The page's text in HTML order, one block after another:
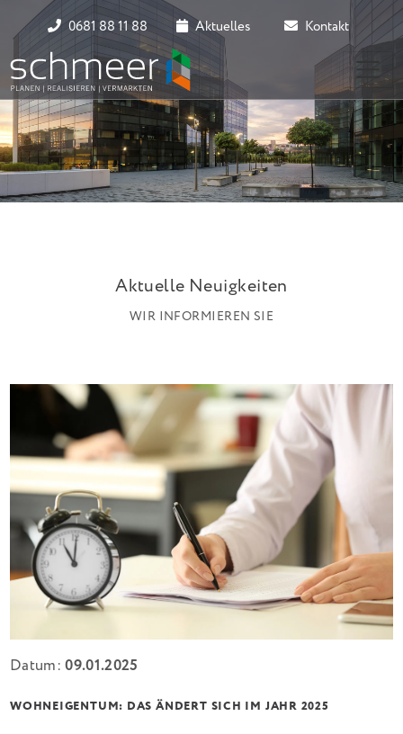
0681 88 11 88 Aktuelles Kontakt
Aktuelle Neuigkeiten
WIR INFORMIEREN SIE
Datum:09.01.2025
WOHNEIGENTUM: DAS ÄNDERT SICH IM JAHR 2025